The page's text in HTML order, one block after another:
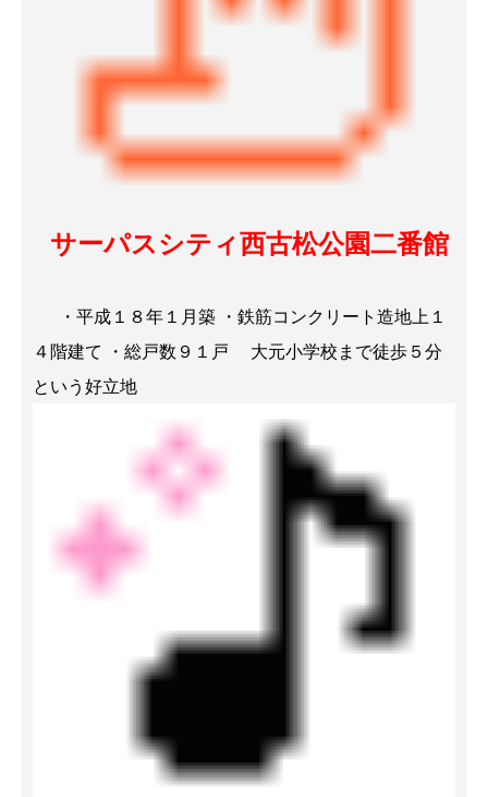
サーパスシティ西古松公園二番館
・平成１８年１月築 ・鉄筋コンクリート造地上１
４階建て ・総戸数９１戸 大元小学校まで徒歩５分
という好立地